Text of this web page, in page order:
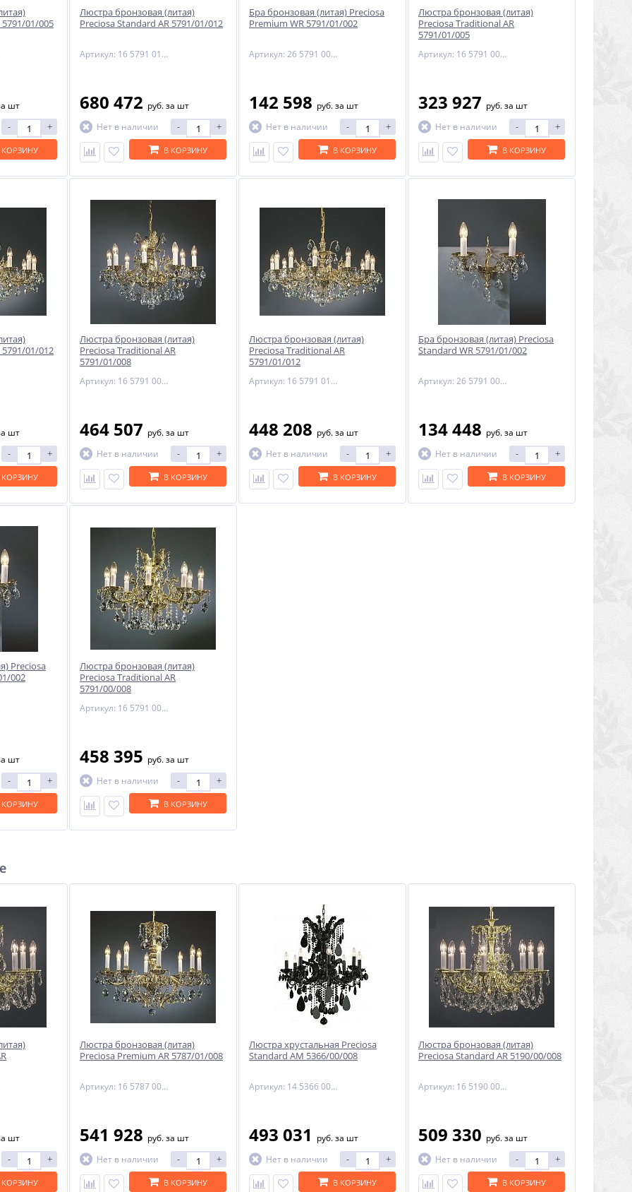
5791/01/005
шт
- +
КОРЗИНУ
Люстра бронзовая (литая)
Preciosa Standard AR 5791/01/012
Артикул: 16 5791 012 85 00 00 35
680 472 руб.за шт
Нет в наличии
- +
В КОРЗИНУ
Бра бронзовая (литая) Preciosa
Premium WR 5791/01/002
Артикул: 26 5791 002 85 00 00 70
142 598 руб.за шт
Нет в наличии
- +
В КОРЗИНУ
Люстра бронзовая (литая)
Preciosa Traditional AR
5791/01/005
Артикул: 16 5791 005 85 00 00 28
323 927 руб.за шт
Нет в наличии
- +
В КОРЗИНУ
01/012
шт
- +
КОРЗИНУ
Люстра бронзовая (литая)
Preciosa Traditional AR
5791/01/008
Артикул: 16 5791 008 85 00 02 28
464 507 руб.за шт
Нет в наличии
- +
В КОРЗИНУ
Люстра бронзовая (литая)
Preciosa Traditional AR
5791/01/012
Артикул: 16 5791 012 85 00 00 28
448 208 руб.за шт
Нет в наличии
- +
В КОРЗИНУ
Бра бронзовая (литая) Preciosa
Standard WR 5791/01/002
Артикул: 26 5791 002 85 00 00 35
134 448 руб.за шт
Нет в наличии
- +
В КОРЗИНУ
Preciosa
002
шт
- +
КОРЗИНУ
Люстра бронзовая (литая)
Preciosa Traditional AR
5791/00/008
Артикул: 16 5791 008 85 00 00 28
458 395 руб.за шт
Нет в наличии
- +
В КОРЗИНУ
шт
- +
КОРЗИНУ
Люстра бронзовая (литая)
Preciosa Premium AR 5787/01/008
Артикул: 16 5787 008 85 00 01 70
541 928 руб.за шт
Нет в наличии
- +
В КОРЗИНУ
Люстра хрустальная Preciosa
Standard AM 5366/00/008
Артикул: 14 5366 008 43 67 01 35
493 031 руб.за шт
Нет в наличии
- +
В КОРЗИНУ
Люстра бронзовая (литая)
Preciosa Standard AR 5190/00/008
Артикул: 16 5190 008 85 00 00 35
509 330 руб.за шт
Нет в наличии
- +
В КОРЗИНУ